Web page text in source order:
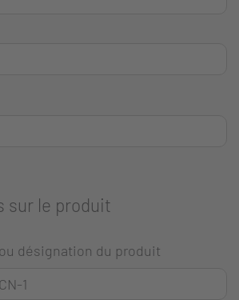
sur le produit
désignation du produit